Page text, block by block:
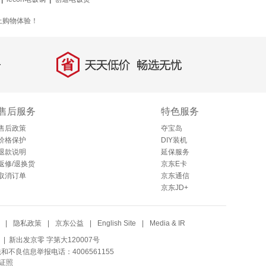
物体验！
省 天天低价，畅选无忧
后服务
后政策
格保护
款说明
修/退换货
消订单
特色服务
夺宝岛
DIY装机
延保服务
京东E卡
京东通信
京东JD+
隐私政策 京东公益 English Site Media & IR
| 新出发京零 字第大120007号
不良信息举报电话：4006561155
照